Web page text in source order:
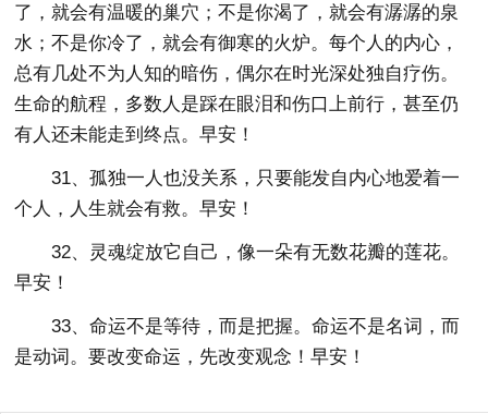
了，就会有温暖的巢穴；不是你渴了，就会有潺潺的泉
水；不是你冷了，就会有御寒的火炉。每个人的内心，
总有几处不为人知的暗伤，偶尔在时光深处独自疗伤。
生命的航程，多数人是踩在眼泪和伤口上前行，甚至仍
有人还未能走到终点。早安！
31、孤独一人也没关系，只要能发自内心地爱着一
个人，人生就会有救。早安！
32、灵魂绽放它自己，像一朵有无数花瓣的莲花。
早安！
33、命运不是等待，而是把握。命运不是名词，而
是动词。要改变命运，先改变观念！早安！